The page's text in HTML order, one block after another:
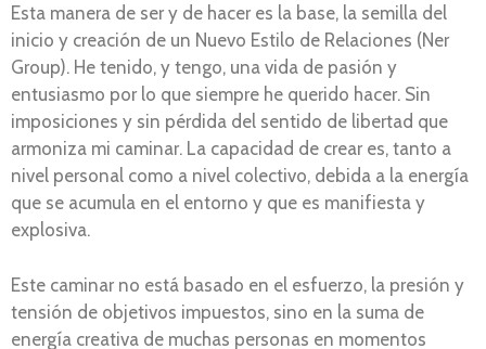
Esta manera de ser y de hacer es la base, la semilla del
inicio y creación de un Nuevo Estilo de Relaciones (Ner
Group). He tenido, y tengo, una vida de pasión y
entusiasmo por lo que siempre he querido hacer. Sin
imposiciones y sin pérdida del sentido de libertad que
armoniza mi caminar. La capacidad de crear es, tanto a
nivel personal como a nivel colectivo, debida a la energía
que se acumula en el entorno y que es manifiesta y
explosiva.
Este caminar no está basado en el esfuerzo, la presión y
tensión de objetivos impuestos, sino en la suma de
energía creativa de muchas personas en momentos